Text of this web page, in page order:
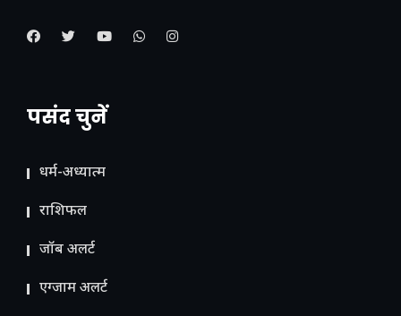
पसंद चुनें
धर्म-अध्यात्म
राशिफल
जॉब अलर्ट
एग्जाम अलर्ट